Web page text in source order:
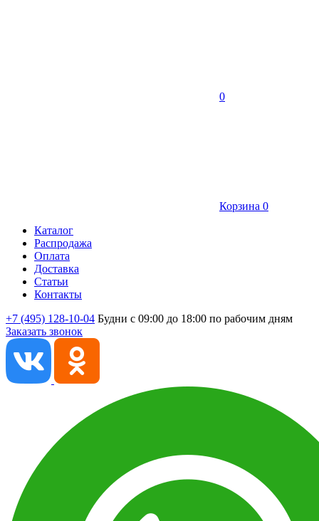
0
Корзина 0
Каталог
Распродажа
Оплата
Доставка
Статьи
Контакты
+7 (495) 128-10-04 Будни с 09:00 до 18:00 по рабочим дням
Заказать звонок